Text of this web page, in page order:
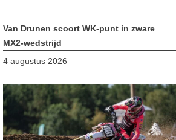
Van Drunen scoort WK-punt in zware
MX2-wedstrijd
4 augustus 2026